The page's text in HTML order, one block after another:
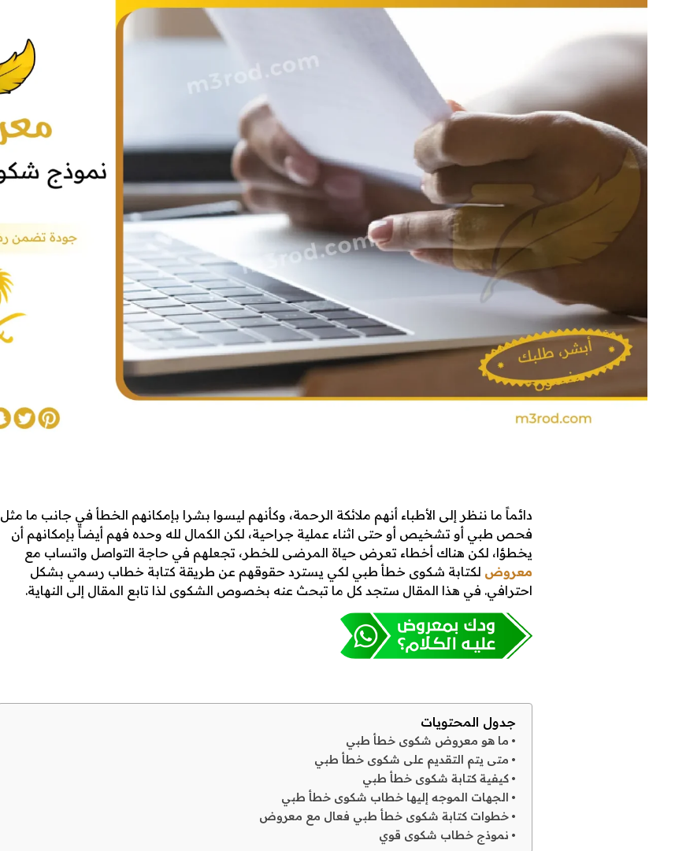
ن
م
و
ذ
ج
ش
دائماً ما ننظر إلى الأطباء أنهم ملائكة الرحمة، وكأنهم ليسوا بشرا بإمكانهم الخطأ في جانب ما مثل
فحص طبي أو تشخيص أو حتى اثناء عملية جراحية، لكن الكمال لله وحده فهم أيضاً بإمكانهم أن
يخطؤا، لكن هناك أخطاء تعرض حياة المرضى للخطر، تجعلهم في حاجة التواصل واتساب مع
معروض لكتابة شكوى خطأ طبي لكي يسترد حقوقهم عن طريقة كتابة خطاب رسمي بشكل
احترافي. في هذا المقال ستجد كل ما تبحث عنه بخصوص الشكوى لذا تابع المقال إلى النهاية.
جدول المحتويات
ما هو معروض شكوى خطأ طبي
متى يتم التقديم على شكوى خطأ طبي
كيفية كتابة شكوى خطأ طبي
الجهات الموجه إليها خطاب شكوى خطأ طبي
خطوات كتابة شكوى خطأ طبي فعال مع معروض
نموذج خطاب شكوى قوي